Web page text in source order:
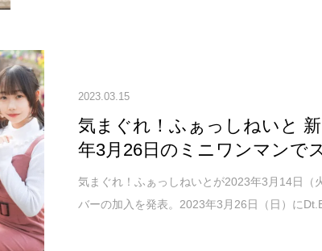
2023.03.15
気まぐれ！ふぁっしねいと
年3月26日のミニワンマンで
気まぐれ！ふぁっしねいとが2023年3月14日（
バーの加入を発表。2023年3月26日（日）に